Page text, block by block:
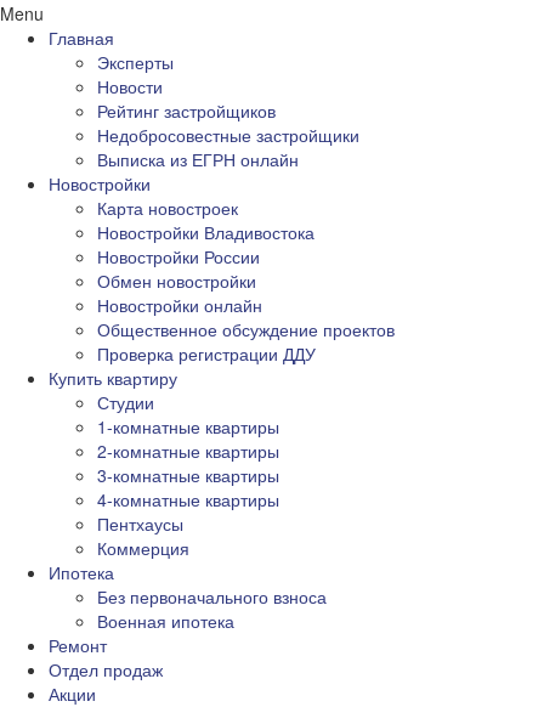
Menu
Главная
Эксперты
Новости
Рейтинг застройщиков
Недобросовестные застройщики
Выписка из ЕГРН онлайн
Новостройки
Карта новостроек
Новостройки Владивостока
Новостройки России
Обмен новостройки
Новостройки онлайн
Общественное обсуждение проектов
Проверка регистрации ДДУ
Купить квартиру
Студии
1-комнатные квартиры
2-комнатные квартиры
3-комнатные квартиры
4-комнатные квартиры
Пентхаусы
Коммерция
Ипотека
Без первоначального взноса
Военная ипотека
Ремонт
Отдел продаж
Акции